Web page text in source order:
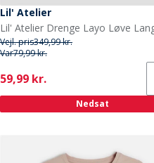
Lil' Atelier
Vejl. pris349,99 kr.
Var79,99 kr.
Current
59,99 kr.
Nedsat